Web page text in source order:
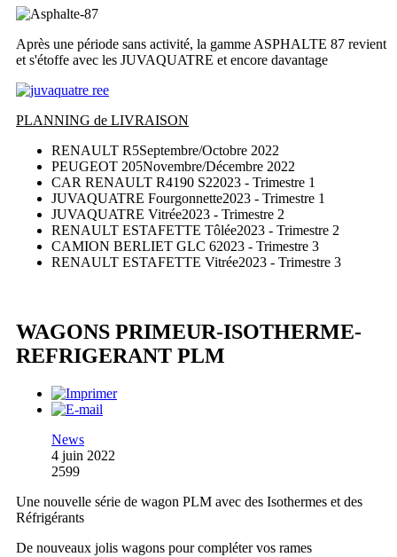
Après une période sans activité, la gamme ASPHALTE 87 revient
et s'étoffe avec les JUVAQUATRE et encore davantage
PLANNING de LIVRAISON
RENAULT R5Septembre/Octobre 2022
PEUGEOT 205Novembre/Décembre 2022
CAR RENAULT R4190 S22023 - Trimestre 1
JUVAQUATRE Fourgonnette2023 - Trimestre 1
JUVAQUATRE Vitrée2023 - Trimestre 2
RENAULT ESTAFETTE Tôlée2023 - Trimestre 2
CAMION BERLIET GLC 62023 - Trimestre 3
RENAULT ESTAFETTE Vitrée2023 - Trimestre 3
WAGONS PRIMEUR-ISOTHERME-
REFRIGERANT PLM
News
4 juin 2022
2599
Une nouvelle série de wagon PLM avec des Isothermes et des
Réfrigérants
De nouveaux jolis wagons pour compléter vos rames